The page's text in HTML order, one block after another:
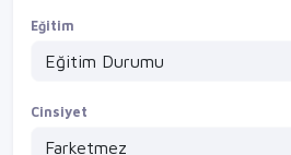
Eğitim
Cinsiyet